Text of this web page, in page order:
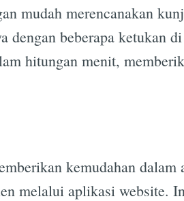
mudah merencanakan
dengan beberapa ketukan
hitungan menit,
kemudahan dalam
melalui aplikasi website.